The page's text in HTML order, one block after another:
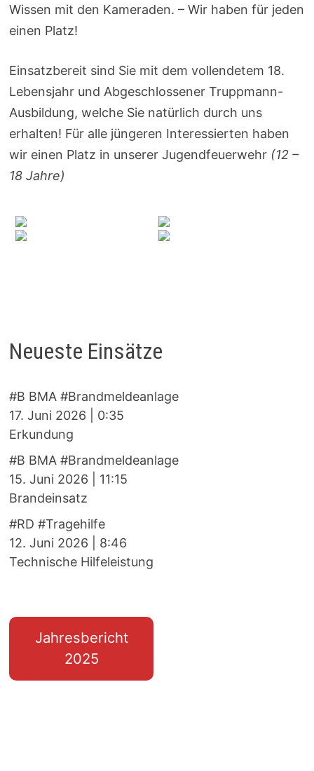
Wissen mit den Kameraden. – Wir haben für jeden
einen Platz!
Einsatzbereit sind Sie mit dem vollendetem 18.
Lebensjahr und Abgeschlossener Truppmann-
Ausbildung, welche Sie natürlich durch uns
erhalten! Für alle jüngeren Interessierten haben
wir einen Platz in unserer Jugendfeuerwehr (12 –
18 Jahre)
Neueste Einsätze
#B BMA #Brandmeldeanlage
17. Juni 2026
0:35
Erkundung
#B BMA #Brandmeldeanlage
15. Juni 2026
11:15
Brandeinsatz
#RD #Tragehilfe
12. Juni 2026
8:46
Technische Hilfeleistung
Jahresbericht
2025